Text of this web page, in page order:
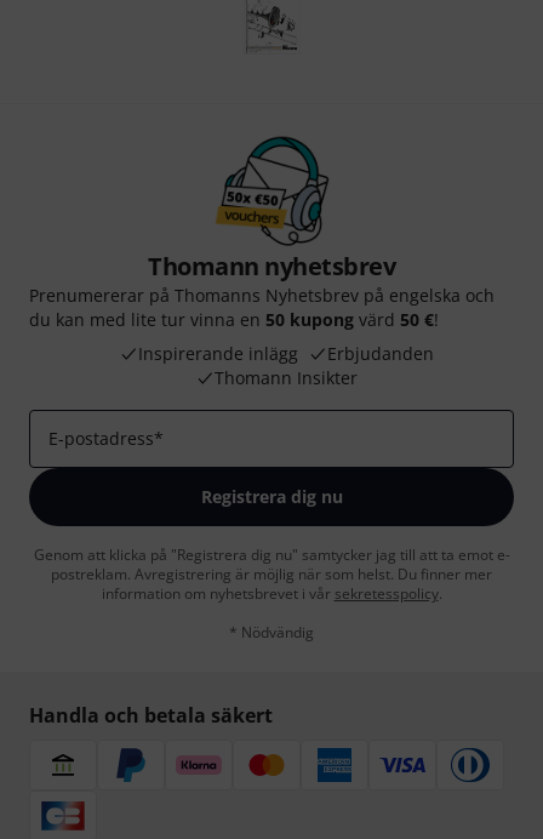
Thomann nyhetsbrev
Prenumererar på Thomanns Nyhetsbrev på engelska och
du kan med lite tur vinna en 50 kupong värd 50 €!
Inspirerande inlägg
Erbjudanden
Thomann Insikter
E-postadress*
Registrera dig nu
Genom att klicka på "Registrera dig nu" samtycker jag till att ta emot e-
postreklam. Avregistrering är möjlig när som helst. Du finner mer
information om nyhetsbrevet i vår sekretesspolicy.
* Nödvändig
Handla och betala säkert